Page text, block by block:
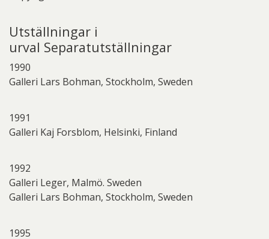
Utställningar i
urval Separatutställningar
1990
Galleri Lars Bohman, Stockholm, Sweden
1991
Galleri Kaj Forsblom, Helsinki, Finland
1992
Galleri Leger, Malmö. Sweden
Galleri Lars Bohman, Stockholm, Sweden
1995